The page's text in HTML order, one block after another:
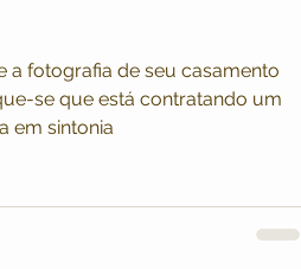
a fotografia de seu casamento
se que está contratando um
em sintonia